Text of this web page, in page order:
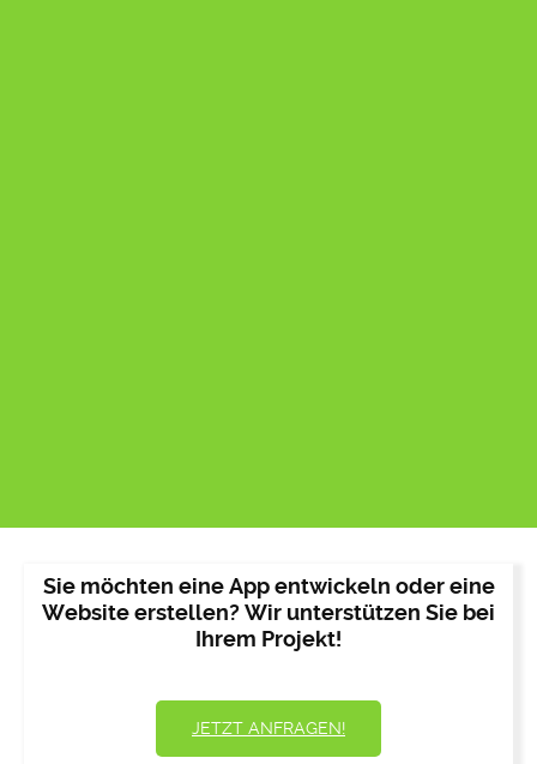
Sie möchten eine App entwickeln oder eine
Website erstellen? Wir unterstützen Sie bei
Ihrem Projekt!
JETZT ANFRAGEN!